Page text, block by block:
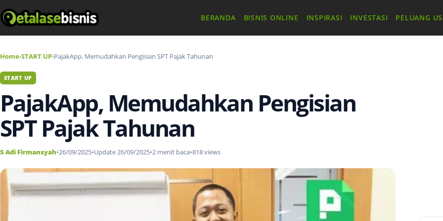
BERANDA BISNIS ONLINE INSPIRASI INVESTASI PELUANG
Home›START UP›PajakApp, Memudahkan Pengisian SPT Pajak Tahunan
START UP
PajakApp, Memudahkan Pengisian
SPT Pajak Tahunan
S Adi Firmansyah•26/09/2025•Update 26/09/2025•2 menit baca•818 views